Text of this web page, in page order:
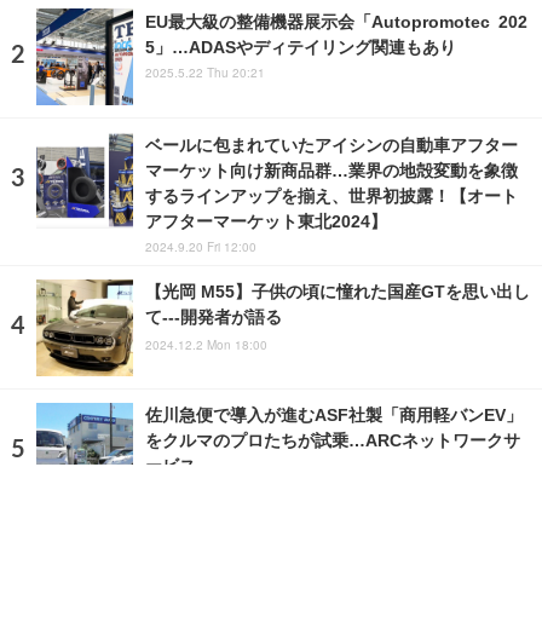
EU最大級の整備機器展示会「Autopromotec 202
5」…ADASやディテイリング関連もあり
2025.5.22 Thu 20:21
ベールに包まれていたアイシンの自動車アフター
マーケット向け新商品群…業界の地殻変動を象徴
するラインアップを揃え、世界初披露！【オート
アフターマーケット東北2024】
2024.9.20 Fri 12:00
【光岡 M55】子供の頃に憧れた国産GTを思い出し
て---開発者が語る
2024.12.2 Mon 18:00
佐川急便で導入が進むASF社製「商用軽バンEV」
をクルマのプロたちが試乗…ARCネットワークサ
ービス